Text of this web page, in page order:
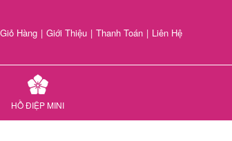
Giỏ Hàng | Giới Thiệu | Thanh Toán | Liên Hệ
HỒ ĐIỆP MINI